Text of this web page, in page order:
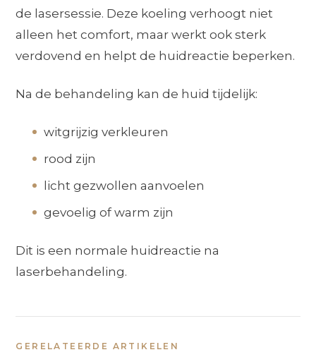
de lasersessie. Deze koeling verhoogt niet
alleen het comfort, maar werkt ook sterk
verdovend en helpt de huidreactie beperken.
Na de behandeling kan de huid tijdelijk:
witgrijzig verkleuren
rood zijn
licht gezwollen aanvoelen
gevoelig of warm zijn
Dit is een normale huidreactie na
laserbehandeling.
GERELATEERDE ARTIKELEN